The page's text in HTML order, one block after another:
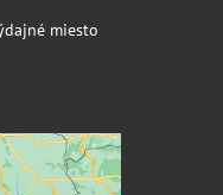
miesto